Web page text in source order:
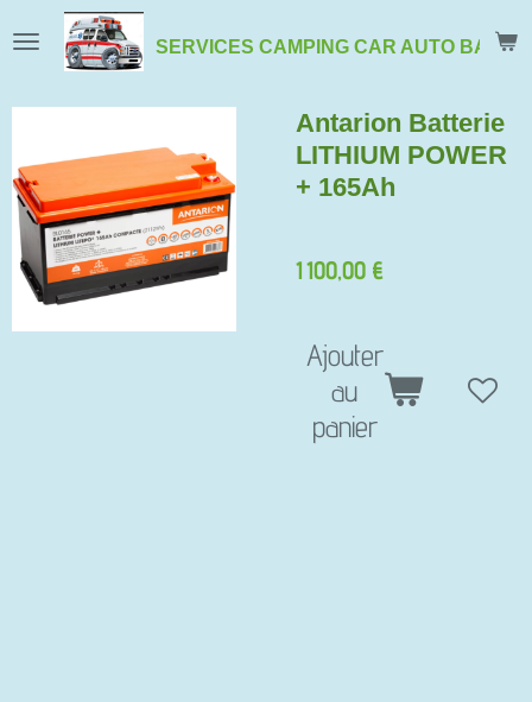
Passer
SERVICES CAMPING CAR AUTO
Antarion Batterie
LITHIUM POWER
+ 165Ah
1 100,00 €
Ajouter
au
panier